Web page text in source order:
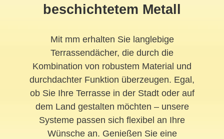
beschichtetem Metall
Mit mm erhalten Sie langlebige
Terrassendächer, die durch die
Kombination von robustem Material und
durchdachter Funktion überzeugen. Egal,
ob Sie Ihre Terrasse in der Stadt oder auf
dem Land gestalten möchten – unsere
Systeme passen sich flexibel an Ihre
Wünsche an. Genießen Sie eine